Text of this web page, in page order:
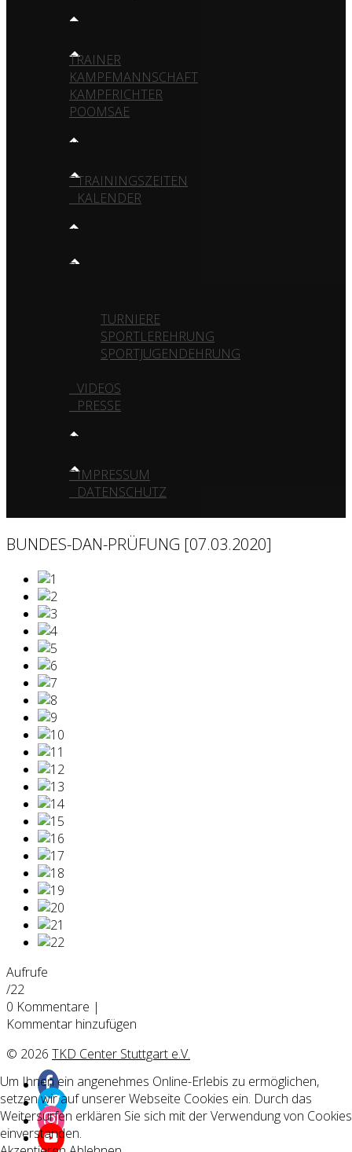
TEAM
TRAINER
KAMPFMANNSCHAFT
KAMPFRICHTER
POOMSAE
TRAINING
TRAININGSZEITEN
KALENDER
MEDIA
GALERIE
TURNIERE
SPORTLEREHRUNG
SPORTJUGENDEHRUNG
VIDEOS
PRESSE
KONTAKT
IMPRESSUM
DATENSCHUTZ
BUNDES-DAN-PRÜFUNG [07.03.2020]
Aufrufe
/22
0 Kommentare |
Kommentar hinzufügen
© 2026 TKD Center Stuttgart e.V.
Um Ihnen ein angenehmes Online-Erlebis zu ermöglichen,
setzen wir auf unserer Webseite Cookies ein. Durch das
Weitersurfen erklären Sie sich mit der Verwendung von Cookies
einverstanden.